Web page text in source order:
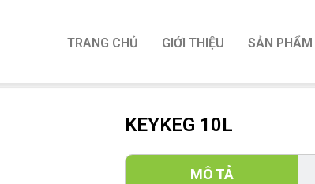
TRANG CHỦ GIỚI THIỆU SẢN PHẨM
KEYKEG 10L
MÔ TẢ